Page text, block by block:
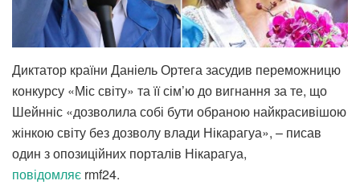
Диктатор країни Даніель Ортега засудив переможницю
конкурсу «Міс світу» та її сім’ю до вигнання за те, що
Шейнніс «дозволила собі бути обраною найкрасивішою
жінкою світу без дозволу влади Нікарагуа», – писав
один з опозиційних порталів Нікарагуа,
повідомляє rmf24.